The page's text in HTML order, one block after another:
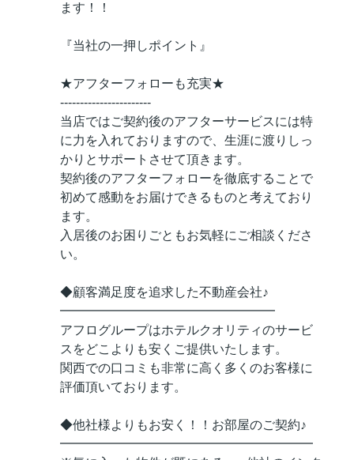
ます！！
『当社の一押しポイント』
★アフターフォローも充実★
-----------------------
当店ではご契約後のアフターサービスには特
に力を入れておりますので、生涯に渡りしっ
かりとサポートさせて頂きます。
契約後のアフターフォローを徹底することで
初めて感動をお届けできるものと考えており
ます。
入居後のお困りごともお気軽にご相談くださ
い。
◆顧客満足度を追求した不動産会社♪
━━━━━━━━━━━━━━━━━
アフログループはホテルクオリティのサービ
スをどこよりも安くご提供いたします。
関西での口コミも非常に高く多くのお客様に
評価頂いております。
◆他社様よりもお安く！！お部屋のご契約♪
━━━━━━━━━━━━━━━━━━━━